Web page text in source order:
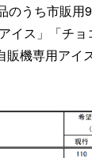
うち市販用
イス」「チ
機専用アイ